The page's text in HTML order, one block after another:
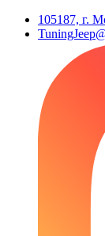
105187, г.